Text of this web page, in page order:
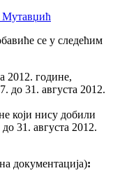
Мутавџић
се у следећим
2012. године,
до 31. августа 2012.
који нису добили
31. августа 2012.
документација):